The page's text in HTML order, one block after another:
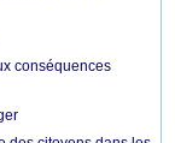
conséquences